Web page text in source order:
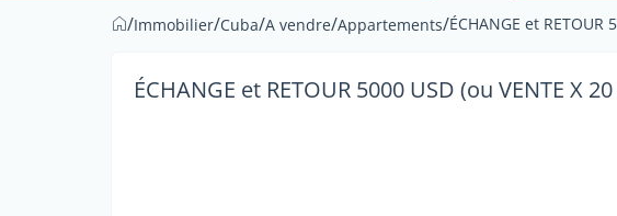
/Immobilier/Cuba/A vendre/Appartements/ÉCHANGE et RETOUR
ÉCHANGE et RETOUR 5000 USD (ou VENTE X